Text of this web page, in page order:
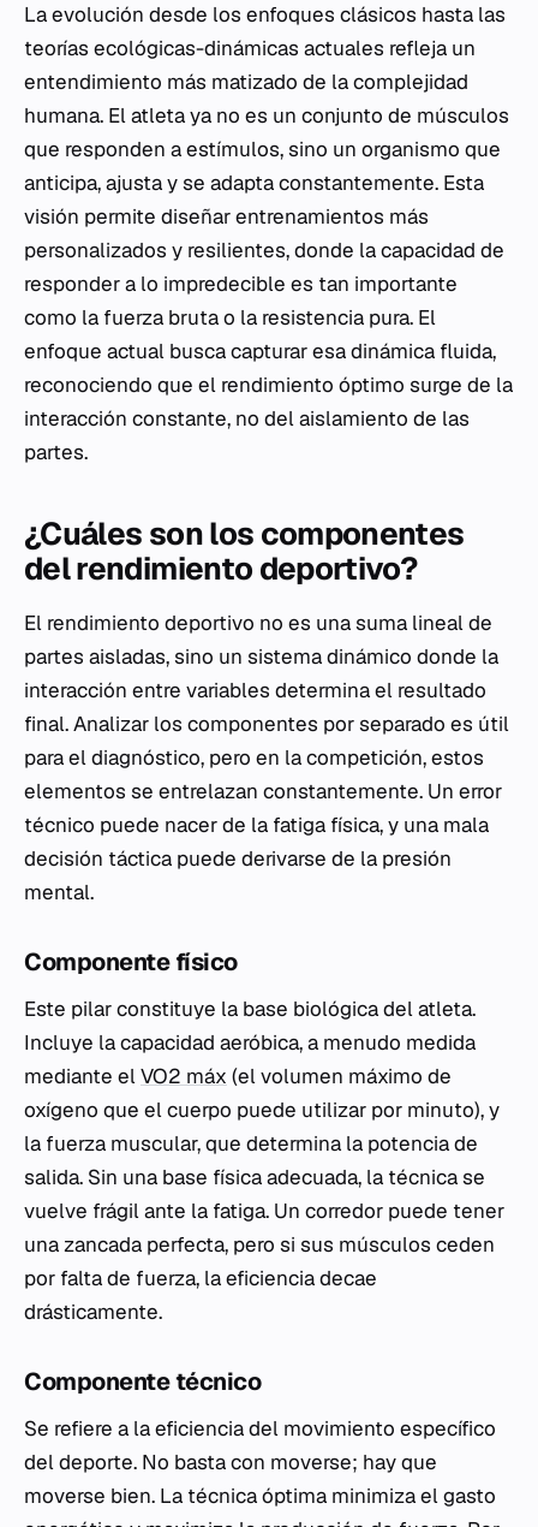
La evolución desde los enfoques clásicos hasta las
teorías ecológicas-dinámicas actuales refleja un
entendimiento más matizado de la complejidad
humana. El atleta ya no es un conjunto de músculos
que responden a estímulos, sino un organismo que
anticipa, ajusta y se adapta constantemente. Esta
visión permite diseñar entrenamientos más
personalizados y resilientes, donde la capacidad de
responder a lo impredecible es tan importante
como la fuerza bruta o la resistencia pura. El
enfoque actual busca capturar esa dinámica fluida,
reconociendo que el rendimiento óptimo surge de la
interacción constante, no del aislamiento de las
partes.
¿Cuáles son los componentes
del rendimiento deportivo?
El rendimiento deportivo no es una suma lineal de
partes aisladas, sino un sistema dinámico donde la
interacción entre variables determina el resultado
final. Analizar los componentes por separado es útil
para el diagnóstico, pero en la competición, estos
elementos se entrelazan constantemente. Un error
técnico puede nacer de la fatiga física, y una mala
decisión táctica puede derivarse de la presión
mental.
Componente físico
Este pilar constituye la base biológica del atleta.
Incluye la capacidad aeróbica, a menudo medida
mediante elVO2 máx (el volumen máximo de
oxígeno que el cuerpo puede utilizar por minuto), y
la fuerza muscular, que determina la potencia de
salida. Sin una base física adecuada, la técnica se
vuelve frágil ante la fatiga. Un corredor puede tener
una zancada perfecta, pero si sus músculos ceden
por falta de fuerza, la eficiencia decae
drásticamente.
Componente técnico
Se refiere a la eficiencia del movimiento específico
del deporte. No basta con moverse; hay que
moverse bien. La técnica óptima minimiza el gasto